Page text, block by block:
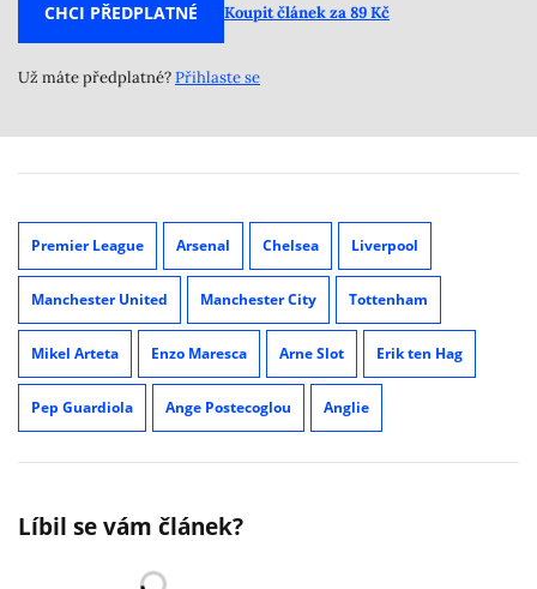
CHCI PŘEDPLATNÉ Koupit článek za 89 Kč
Už máte předplatné?Přihlaste se
Premier League Arsenal Chelsea Liverpool
Manchester United Manchester City Tottenham
Mikel Arteta Enzo Maresca Arne Slot Erik ten Hag
Pep Guardiola Ange Postecoglou Anglie
Líbil se vám článek?